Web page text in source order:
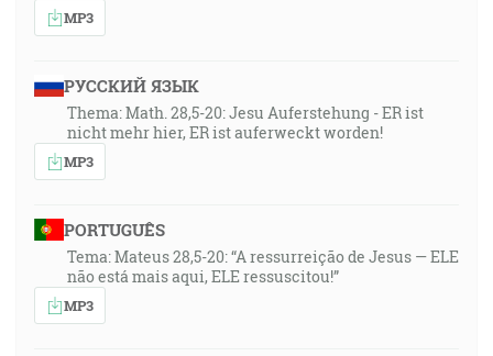
MP3
РУССКИЙ ЯЗЫК
Thema: Math. 28,5-20: Jesu Auferstehung - ER ist
nicht mehr hier, ER ist auferweckt worden!
MP3
PORTUGUÊS
Tema: Mateus 28,5-20: “A ressurreição de Jesus — ELE
não está mais aqui, ELE ressuscitou!”
MP3